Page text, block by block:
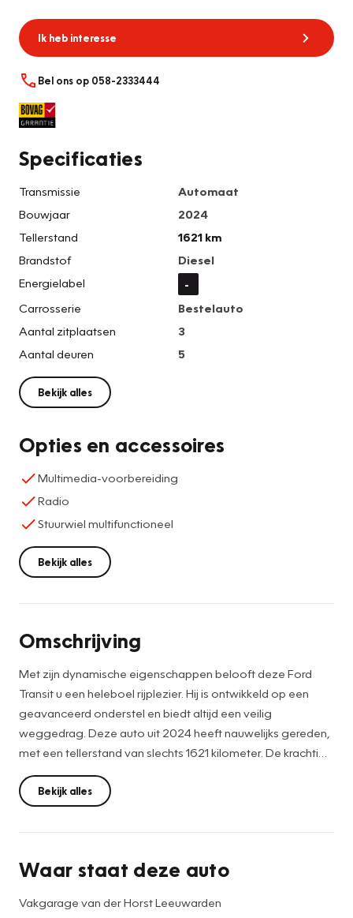
Ik heb interesse
Bel ons op 058-2333444
Specificaties
Transmissie
Automaat
Bouwjaar
2024
Tellerstand
1621 km
Brandstof
Diesel
Energielabel
-
Carrosserie
Bestelauto
Aantal zitplaatsen
3
Aantal deuren
5
Bekijk alles
Opties en accessoires
Multimedia-voorbereiding
Radio
Stuurwiel multifunctioneel
Bekijk alles
Omschrijving
Met zijn dynamische eigenschappen belooft deze Ford
Transit u een heleboel rijplezier. Hij is ontwikkeld op een
geavanceerd onderstel en biedt altijd een veilig
weggedrag. Deze auto uit 2024 heeft nauwelijks gereden,
met een tellerstand van slechts 1621 kilometer. De krachtige
dieselmotor van deze auto is gekoppeld aan een
automatische transmissie. Ook bij een wat krappere
parkeerplek stappen passagiers gemakkelijk in en uit via de
elektrisch bedienbare ramen voor, metallic lak en start-
auto.
Bekijk alles
Waar staat deze auto
Vakgarage van der Horst Leeuwarden